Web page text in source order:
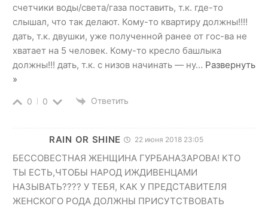
счетчики воды/света/газа поставить, т.к. где-то
слышал, что так делают. Кому-то квартиру должны!!!!
дать, т.к. двушки, уже полученной ранее от гос-ва не
хватает на 5 человек. Кому-то кресло башлыка
должны!!! дать, т.к. с низов начинать — ну… Развернуть
»
0 0 Ответить
RAIN OR SHINE 22 июня 2018 23:05
БЕССОВЕСТНАЯ ЖЕНЩИНА ГУРБАНАЗАРОВА! КТО
ТЫ ЕСТЬ,ЧТОБЫ НАРОД ИЖДИВЕНЦАМИ
НАЗЫВАТЬ???? У ТЕБЯ, КАК У ПРЕДСТАВИТЕЛЯ
ЖЕНСКОГО РОДА ДОЛЖНЫ ПРИСУТСТВОВАТЬ